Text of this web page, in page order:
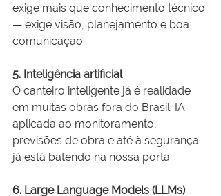
exige mais que conhecimento técnico
— exige visão, planejamento e boa
comunicação.
5. Inteligência artificial
O canteiro inteligente já é realidade
em muitas obras fora do Brasil. IA
aplicada ao monitoramento,
previsões de obra e até à segurança
já está batendo na nossa porta.
6. Large Language Models (LLMs)